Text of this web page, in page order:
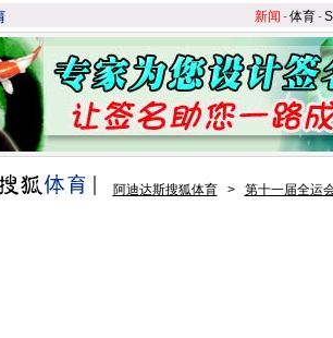
新闻 -体育-S
阿迪达斯搜狐体育 >
第十一届全运